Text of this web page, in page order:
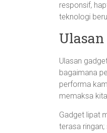
responsif,
teknologi
Ulasan
bagaimana
performa
memaksa
Gadget lipat
terasa